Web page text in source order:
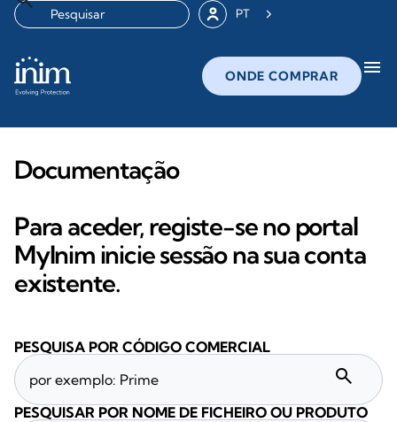
PT
ONDE COMPRAR menu
Documentação
Para aceder, registe-se no portal
MyInim inicie sessão na sua conta
existente.
PESQUISA POR CÓDIGO COMERCIAL
search
PESQUISAR POR NOME DE FICHEIRO OU PRODUTO